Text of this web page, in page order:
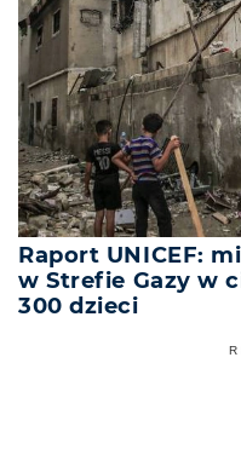
Raport UNICEF:
w Strefie Gazy w
300 dzieci